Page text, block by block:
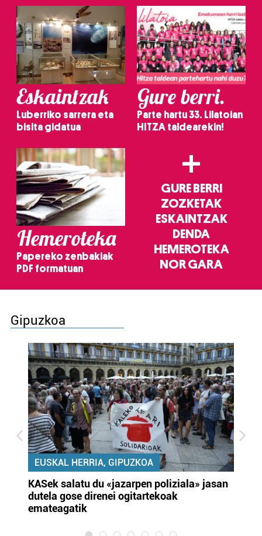
Eskaintzak
Luberriko sarrera eta
bisita gidatua
Gure berri.
Parte hartu 33. Lilatoian
HITZA taldearekin!
Hemeroteka
Papereko zenbakiak
PDF formatuan
+
GURE BERRI
ZOZKETAK
ESKAINTZAK
DENDA
HEMEROTEKA
NOR GARA
Gipuzkoa
EUSKAL HERRIA, GIPUZKOA
KASek salatu du «jazarpen poliziala» jasan
dutela gose direnei ogitartekoak
emateagatik